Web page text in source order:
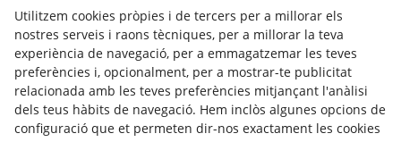
Utilitzem cookies pròpies i de tercers per a millorar els
nostres serveis i raons tècniques, per a millorar la teva
experiència de navegació, per a emmagatzemar les teves
preferències i, opcionalment, per a mostrar-te publicitat
relacionada amb les teves preferències mitjançant l'anàlisi
dels teus hàbits de navegació. Hem inclòs algunes opcions de
configuració que et permeten dir-nos exactament les cookies